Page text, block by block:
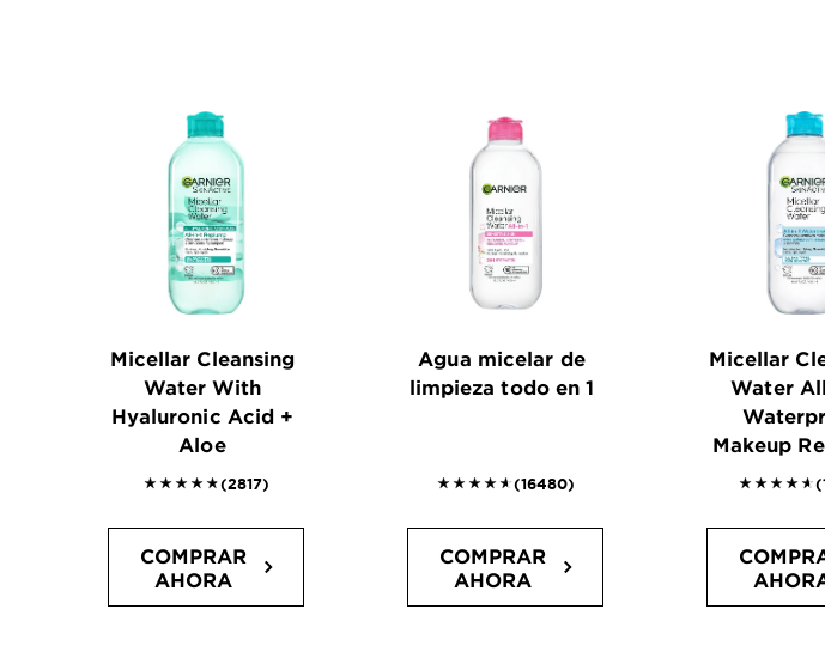
Micellar Cleansing
Water With
Hyaluronic Acid +
Aloe
4.814 outof 5 stars reviews
(2817)
COMPRAR
AHORA
Agua micelar de
limpieza todo en 1
4.6163 outof 5 stars reviews
(16480)
COMPRAR
AHORA
Micellar
Water
Makeup
4.6089